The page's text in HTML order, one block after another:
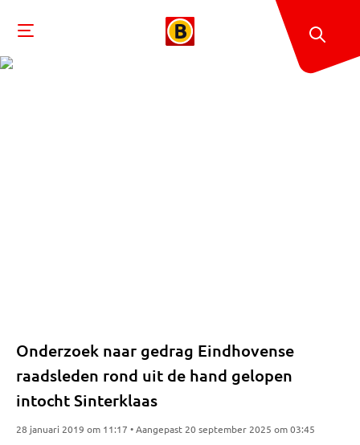
Onderzoek naar gedrag Eindhovense
raadsleden rond uit de hand gelopen
intocht Sinterklaas
28 januari 2019 om 11:17 • Aangepast 20 september 2025 om 03:45